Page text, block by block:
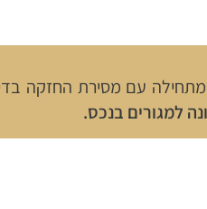
עם מסירת החזקה
למגורים בנכס.